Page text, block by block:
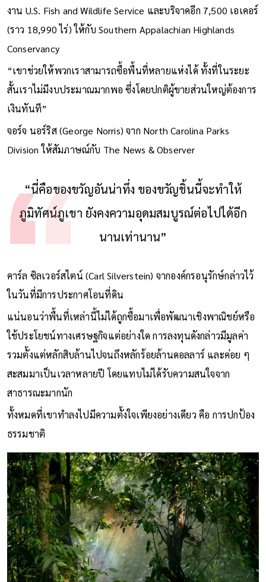
ที่สุดแห่งหนึ่งของเทือกเขาแอปพาเลเชียนตอนใต้ ให้กับหน่วย
งาน U.S. Fish and Wildlife Service และบริจาคอีก 7,500 เอเคอร์
(ราว 18,990 ไร่) ให้กับ Southern Appalachian Highlands
Conservancy
“เขาช่วยให้พวกเราสามารถซื้อพื้นที่หลายแห่งได้ ทั้งที่ในระยะ
สั้นเราไม่มีงบประมาณมากพอ ซึ่งโดยปกติผู้ขายส่วนใหญ่ต้องการ
เงินทันที”
จอร์จ นอร์ริส (George Norris) จาก North Carolina Parks
“นี่คือของขวัญอันน่าทึ่ง ของขวัญชิ้นนี้จะทำให้
ภูมิทัศน์ภูเขา ยังคงความอุดมสมบูรณ์ต่อไปได้อีก
คาร์ล ซิลเวอร์สไตน์ (Carl Silverstein) จากองค์กรอนุรักษ์กล่าวไว้
ในวันที่มีการประกาศโอนที่ดิน
แน่นอนว่าพื้นที่เหล่านี้ไม่ได้ถูกซื้อมาเพื่อพัฒนาเชิงพาณิชย์หรือ
ใช้ประโยชน์ทางเศรษฐกิจแต่อย่างใด การลงทุนดังกล่าวมีมูลค่า
รวมตั้งแต่หลักสิบล้านไปจนถึงหลักร้อยล้านดอลลาร์ และค่อย ๆ
สะสมมาเป็นเวลาหลายปี โดยแทบไม่ได้รับความสนใจจาก
สาธารณะมากนัก
ทั้งหมดที่เขาทำลงไปมีความตั้งใจเพียงอย่างเดียว คือ การปกป้อง
ธรรมชาติ